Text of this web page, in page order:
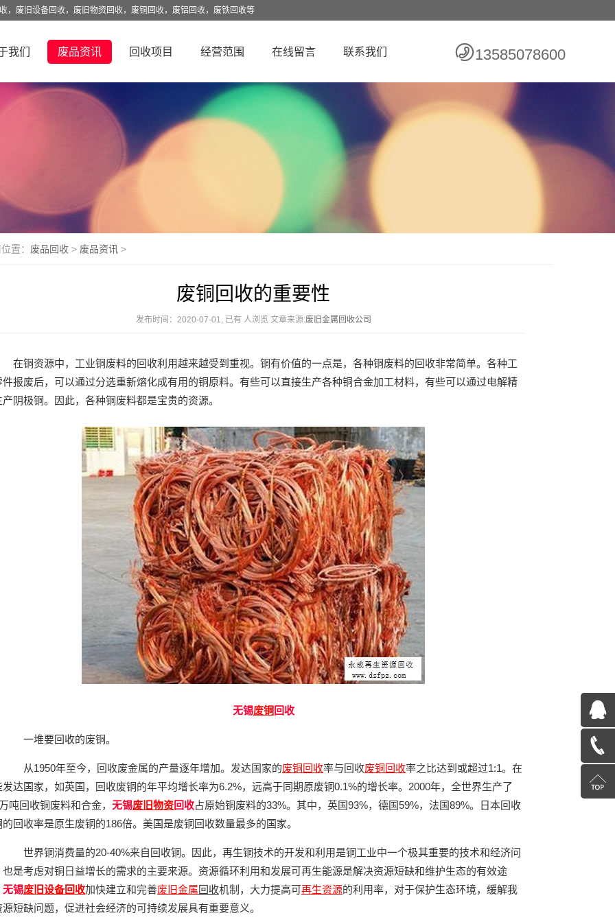
，废旧设备回收，废旧物资回收，废铜回收，废铝回收，废铁回收等
13585078600
我们 废品资讯 回收项目 经营范围 在线留言 联系我们
置： 废品回收 > 废品资讯 >
废铜回收的重要性
发布时间：2020-07-01, 已有 人浏览 文章来源:废旧金属回收公司
在铜资源中，工业铜废料的回收利用越来越受到重视。铜有价值的一点是，各种铜废料的回收非常简单。各种工
件报废后，可以通过分选重新熔化成有用的铜原料。有些可以直接生产各种铜合金加工材料，有些可以通过电解精
产阴极铜。因此，各种铜废料都是宝贵的资源。
无锡废铜 回收
一堆要回收的废铜。
从1950年至今，回收废金属的产量逐年增加。发达国家的废铜回收率与回收废铜回收率之比达到或超过1:1。在
发达国家，如英国，回收废铜的年平均增长率为6.2%，远高于同期原废铜0.1%的增长率。2000年，全世界生产了
吨回收铜废料和合金， 无锡废旧物资回收占原始铜废料的33%。其中，英国93%，德国59%，法国89%。日本回收
的回收率是原生废铜的186倍。美国是废铜回收数量最多的国家。
世界铜消费量的20-40%来自回收铜。因此，再生铜技术的开发和利用是铜工业中一个极其重要的技术和经济问
也是考虑对铜日益增长的需求的主要来源。资源循环利用和发展可再生能源是解决资源短缺和维护生态的有效途
无锡废旧设备回收加快建立和完善废旧金属回收机制，大力提高可再生资源的利用率，对于保护生态环境，缓解我
源短缺问题，促进社会经济的可持续发展具有重要意义。